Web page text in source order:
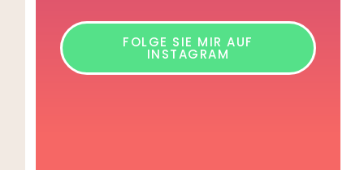
FOLGE SIE MIR AUF
INSTAGRAM